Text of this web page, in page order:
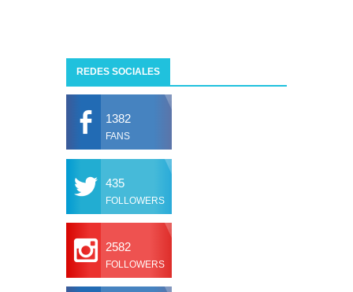
REDES SOCIALES
1382
FANS
435
FOLLOWERS
2582
FOLLOWERS